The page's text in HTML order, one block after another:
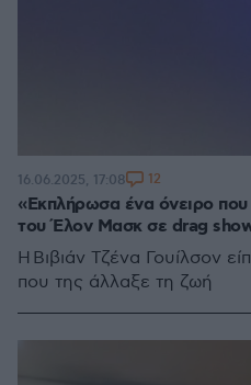
«Εκπλήρωσα ένα όνειρο
του Έλον Μασκ σε drag
Η Βιβιάν Τζένα Γουίλσον
που της άλλαξε τη ζωή
16.06.2025, 17:08 12